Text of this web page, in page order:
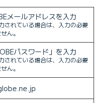
メールアドレスを入力
されている場合は、入力の必要
ん。
パスワード」を入力
されている場合は、入力の必要
ん。